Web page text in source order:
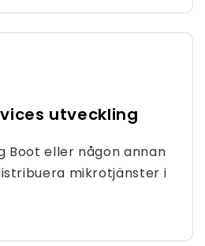
utveckling
Boot eller någon annan
mikrotjänster i